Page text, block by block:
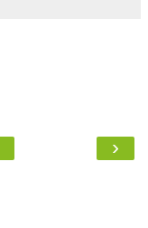
›